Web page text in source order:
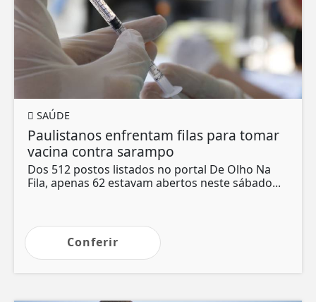
SAÚDE
Paulistanos enfrentam filas para tomar
vacina contra sarampo
Dos 512 postos listados no portal De Olho Na
Fila, apenas 62 estavam abertos neste sábado...
Conferir